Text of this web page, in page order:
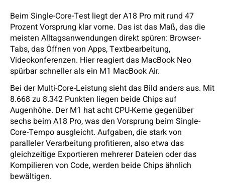
Beim Single-Core-Test liegt der A18 Pro mit rund 47
Prozent Vorsprung klar vorne. Das ist das Maß, das die
meisten Alltagsanwendungen direkt spüren: Browser-
Tabs, das Öffnen von Apps, Textbearbeitung,
Videokonferenzen. Hier reagiert das MacBook Neo
spürbar schneller als ein M1 MacBook Air.
Bei der Multi-Core-Leistung sieht das Bild anders aus. Mit
8.668 zu 8.342 Punkten liegen beide Chips auf
Augenhöhe. Der M1 hat acht CPU-Kerne gegenüber
sechs beim A18 Pro, was den Vorsprung beim Single-
Core-Tempo ausgleicht. Aufgaben, die stark von
paralleler Verarbeitung profitieren, also etwa das
gleichzeitige Exportieren mehrerer Dateien oder das
Kompilieren von Code, werden beide Chips ähnlich
bewältigen.